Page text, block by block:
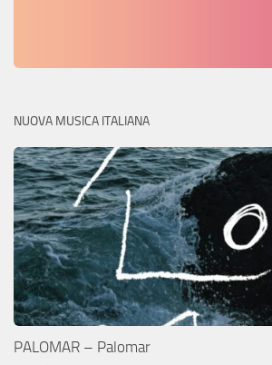
NUOVA MUSICA ITALIANA
PALOMAR – Palomar